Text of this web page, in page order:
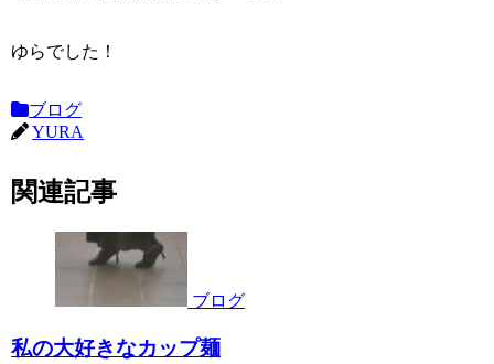
ゆらでした！
ブログ
YURA
関連記事
ブログ
私の大好きなカップ麺